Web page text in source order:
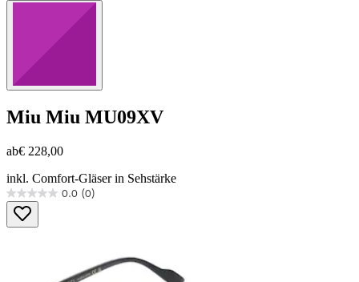
Miu Miu MU09XV
ab€ 228,00
inkl. Comfort-Gläser in Sehstärke
0.0 (0)
0.0
von
5